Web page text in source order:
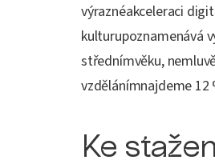
výraznéakceleraci
kulturupoznamenává
střednímvěku,
vzdělánímnajdeme
Ke